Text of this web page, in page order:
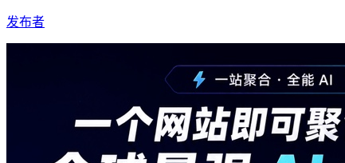
发布者